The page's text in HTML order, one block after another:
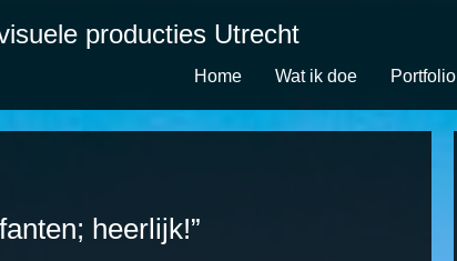
producties Utrecht
Home Wat ik doe Portfolio
heerlijk!”